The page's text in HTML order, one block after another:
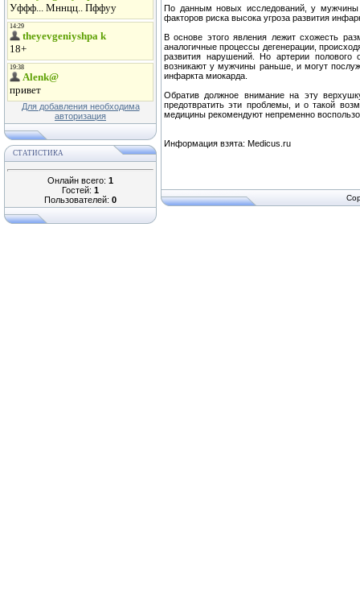
Для добавления необходима
авторизация
СТАТИСТИКА
Онлайн всего: 1
Гостей: 1
Пользователей: 0
По данным новых исследований, у мужчины
факторов риска высока угроза развития
В основе этого явления лежит схожесть
аналогичные процессы дегенерации,
развития нарушений. Но артерии
возникают у мужчины раньше, и могут
инфаркта миокарда.
Обратив должное внимание на эту
предотвратить эти проблемы, и о такой
медицины рекомендуют непременно
Информация взята: Medicus.ru